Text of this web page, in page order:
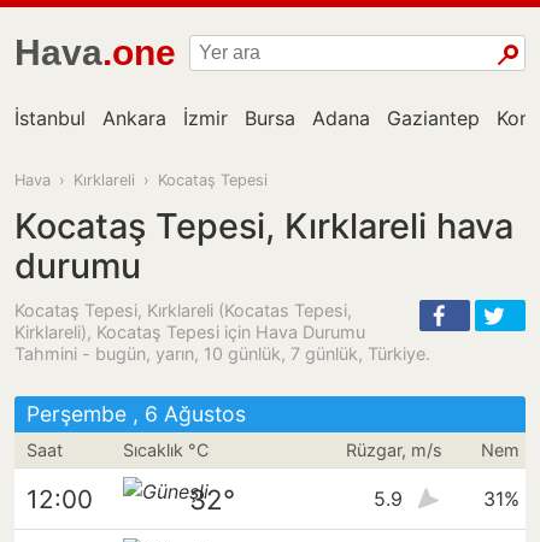
Hava.one
İstanbul Ankara İzmir Bursa Adana Gaziantep
Hava › Kırklareli › Kocataş Tepesi
Kocataş Tepesi, Kırklareli hava
durumu
Kocataş Tepesi, Kırklareli (Kocatas Tepesi,
Kirklareli), Kocataş Tepesi için Hava Durumu
Tahmini - bugün, yarın, 10 günlük, 7 günlük, Türkiye.
Perşembe , 6 Ağustos
Saat Sıcaklık °C Rüzgar, m/s Nem
12:00 32° 5.9 31%